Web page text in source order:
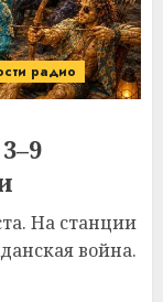
радио
На станции
война.